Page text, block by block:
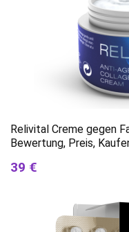
Relivital Creme gegen
Bewertung, Preis,
39 €